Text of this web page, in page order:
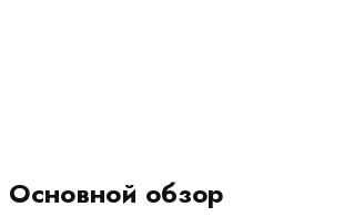
Основной обзор